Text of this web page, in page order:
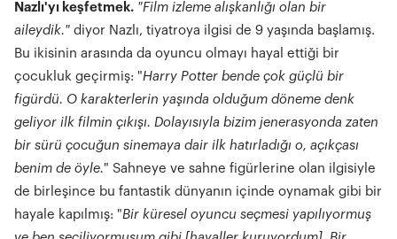
Nazlı'yı keşfetmek. "Film izleme alışkanlığı olan bir
aileydik." diyor Nazlı, tiyatroya ilgisi de 9 yaşında başlamış.
Bu ikisinin arasında da oyuncu olmayı hayal ettiği bir
çocukluk geçirmiş: "Harry Potter bende çok güçlü bir
figürdü. O karakterlerin yaşında olduğum döneme denk
geliyor ilk filmin çıkışı. Dolayısıyla bizim jenerasyonda zaten
bir sürü çocuğun sinemaya dair ilk hatırladığı o, açıkçası
benim de öyle." Sahneye ve sahne figürlerine olan ilgisiyle
de birleşince bu fantastik dünyanın içinde oynamak gibi bir
hayale kapılmış: "Bir küresel oyuncu seçmesi yapılıyormuş